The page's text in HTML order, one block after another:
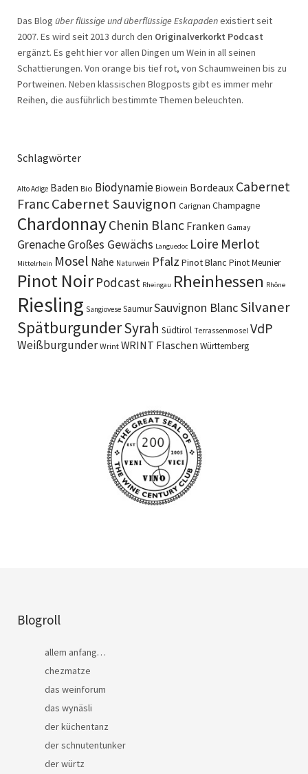
Das Blog über flüssige und überflüssige Eskapadenexistiert seit
2007. Es wird seit 2013 durch den Originalverkorkt Podcast
ergänzt. Es geht hier vor allen Dingen um Wein in all seinen
Schattierungen. Von orange bis tief rot, von Schaumweinen bis zu
Portweinen. Neben klassischen Blogposts gibt es immer mehr
Reihen, die ausführlich bestimmte Themen beleuchten.
Schlagwörter
Alto Adige Baden Bio BiodynamieBiowein Bordeaux Cabernet
FrancCabernet Sauvignon Carignan Champagne
ChardonnayChenin Blanc Franken Gamay
GrenacheGroßes Gewächs Languedoc Loire Merlot
Mittelrhein Mosel Nahe Naturwein Pfalz Pinot Blanc Pinot Meunier
Pinot Noir Podcast Rheingau Rheinhessen Rhône
Riesling Sangiovese SaumurSauvignon BlancSilvaner
SpätburgunderSyrah Südtirol Terrassenmosel VdP
Weißburgunder Wrint WRINT Flaschen Württemberg
Blogroll
allem anfang…
chezmatze
das weinforum
das wynäsli
der küchentanz
der schnutentunker
der würtz